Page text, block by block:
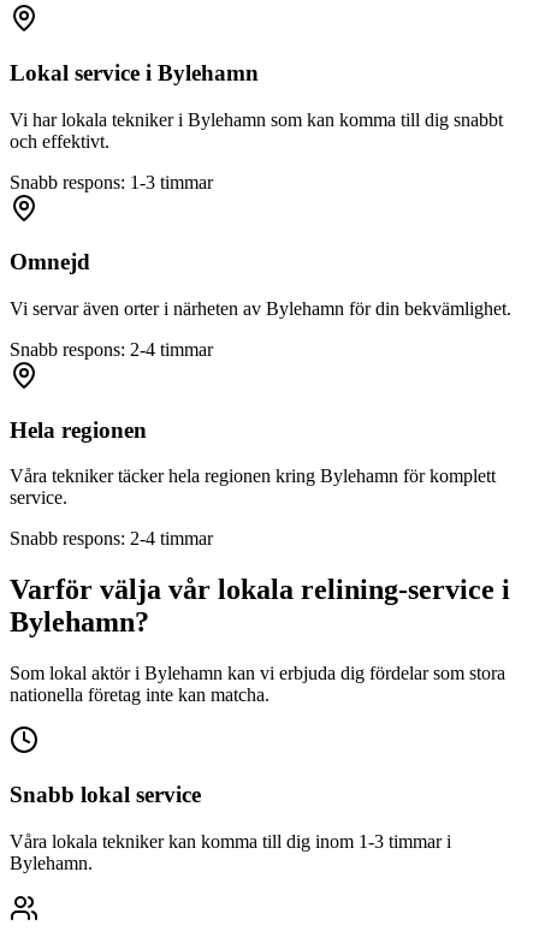
Lokal service i Bylehamn
Vi har lokala tekniker i Bylehamn som kan komma till dig snabbt
och effektivt.
Snabb respons: 1-3 timmar
Omnejd
Vi servar även orter i närheten av Bylehamn för din bekvämlighet.
Snabb respons: 2-4 timmar
Hela regionen
Våra tekniker täcker hela regionen kring Bylehamn för komplett
service.
Snabb respons: 2-4 timmar
Varför välja vår lokala relining-service i
Bylehamn?
Som lokal aktör i Bylehamn kan vi erbjuda dig fördelar som stora
nationella företag inte kan matcha.
Snabb lokal service
Våra lokala tekniker kan komma till dig inom 1-3 timmar i
Bylehamn.